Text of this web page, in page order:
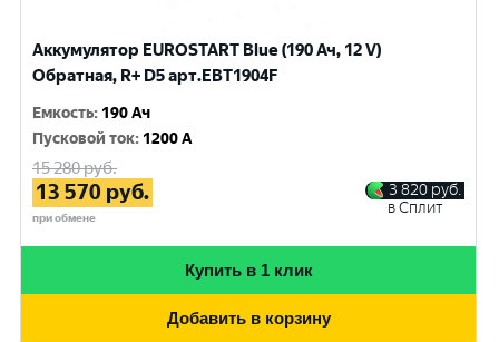
Аккумулятор EUROSTART Blue (190 Ач, 12 V)
Обратная, R+ D5 арт.EBT1904F
Емкость: 190 Ач
Пусковой ток: 1200 A
15 280руб.
13 570 руб.
при обмене
3 820 руб.
в Сплит
Купить в 1 клик
Добавить в корзину